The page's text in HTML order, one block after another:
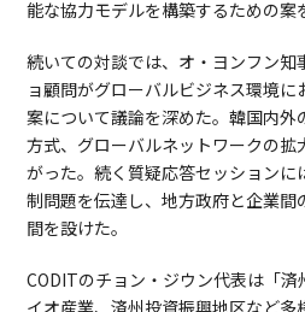
能な協力モデルを構築するための案
続いての対談では、オ・ヨンフン知
ョ顧問がグローバルビジネス環境
案について議論を深めた。韓国内外
方式、グローバルネットワークの拡
がった。続く質疑応答セッション
制問題を伝達し、地方政府と企業
間を設けた。
CODITのチョン・ジウン代表は「
イオ産業、済州投資振興地区など